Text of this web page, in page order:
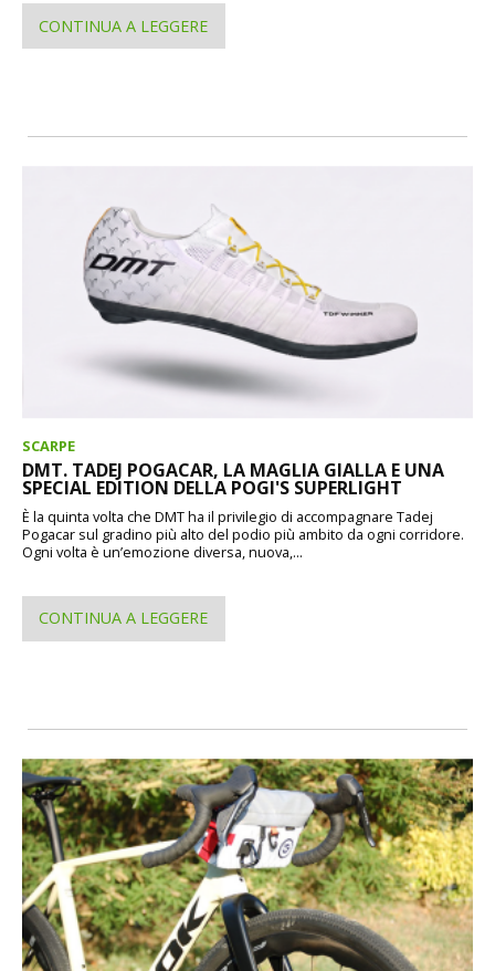
CONTINUA A LEGGERE
SCARPE
DMT. TADEJ POGACAR, LA MAGLIA GIALLA E UNA
SPECIAL EDITION DELLA POGI'S SUPERLIGHT
È la quinta volta che DMT ha il privilegio di accompagnare Tadej
Pogacar sul gradino più alto del podio più ambito da ogni corridore.
Ogni volta è un’emozione diversa, nuova,...
CONTINUA A LEGGERE